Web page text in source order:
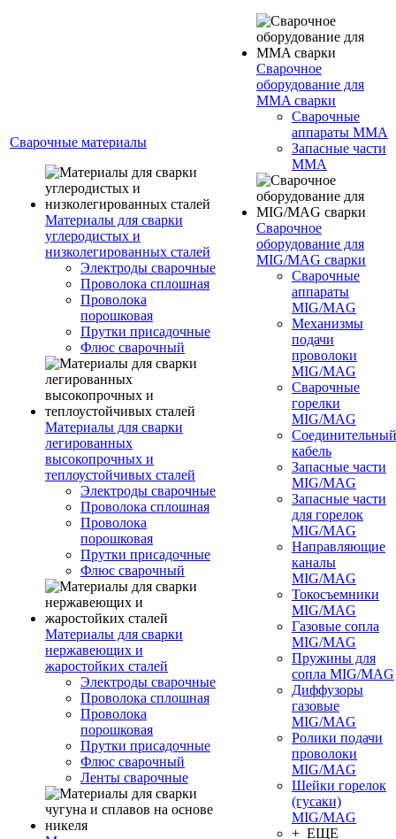
Сварочные материалы
Материалы для сварки
углеродистых и
низколегированных сталей
Электроды сварочные
Проволока сплошная
Проволока
порошковая
Прутки присадочные
Флюс сварочный
Материалы для сварки
легированных
высокопрочных и
теплоустойчивых сталей
Электроды сварочные
Проволока сплошная
Проволока
порошковая
Прутки присадочные
Флюс сварочный
Материалы для сварки
нержавеющих и
жаростойких сталей
Электроды сварочные
Проволока сплошная
Проволока
порошковая
Прутки присадочные
Флюс сварочный
Ленты сварочные
Сварочное
оборудование для
MMA сварки
Сварочные
аппараты MMA
Запасные части
MMA
Сварочное
оборудование для
MIG/MAG сварки
Сварочные
аппараты
MIG/MAG
Механизмы
подачи
проволоки
MIG/MAG
Сварочные
горелки
MIG/MAG
Соединительный
кабель
Запасные части
MIG/MAG
Запасные части
для горелок
MIG/MAG
Направляющие
каналы
MIG/MAG
Токосъемники
MIG/MAG
Газовые сопла
MIG/MAG
Пружины для
сопла MIG/MAG
Диффузоры
газовые
MIG/MAG
Ролики подачи
проволоки
MIG/MAG
Шейки горелок
(гусаки)
MIG/MAG
+ ЕЩЕ